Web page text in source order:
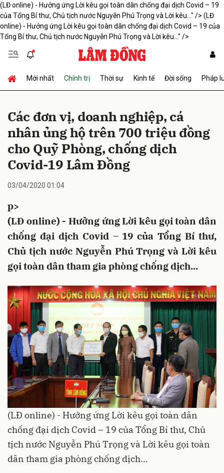
(LĐ online) - Hưởng ứng Lời kêu gọi toàn dân chống đại dịch Covid – 19
của Tổng Bí thư, Chủ tịch nước Nguyễn Phú Trọng và Lời kêu..." /> (LĐ
online) - Hưởng ứng Lời kêu gọi toàn dân chống đại dịch Covid – 19 của
Tổng Bí thư, Chủ tịch nước Nguyễn Phú Trọng và Lời kêu..." />
Mới nhất Chính trị Thời sự Kinh tế Đời sống Pháp
Các đơn vị, doanh nghiệp, cá
nhân ủng hộ trên 700 triệu đồng
cho Quỹ Phòng, chống dịch
Covid-19 Lâm Đồng
03/04/2020 01:04
p>
(LĐ online) - Hưởng ứng Lời kêu gọi toàn dân
chống đại dịch Covid – 19 của Tổng Bí thư,
Chủ tịch nước Nguyễn Phú Trọng và Lời kêu
gọi toàn dân tham gia phòng chống dịch...
(LĐ online) - Hưởng ứng Lời kêu gọi toàn dân
chống đại dịch Covid – 19 của Tổng Bí thư, Chủ
tịch nước Nguyễn Phú Trọng và Lời kêu gọi toàn
dân tham gia phòng chống dịch...
Gửi bình luận
Hủy